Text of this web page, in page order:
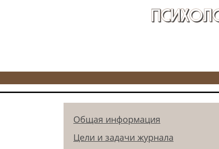
Общая информация
Цели и задачи журнала